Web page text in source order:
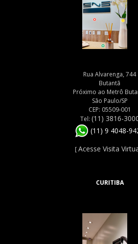
Rua Alvarenga, 744
Butantã
Próximo ao Metrô
São Paulo/SP
CEP: 05509-001
Tel: (11) 3816-
(11) 9 4048-
[Acesse Visita
CURITIBA